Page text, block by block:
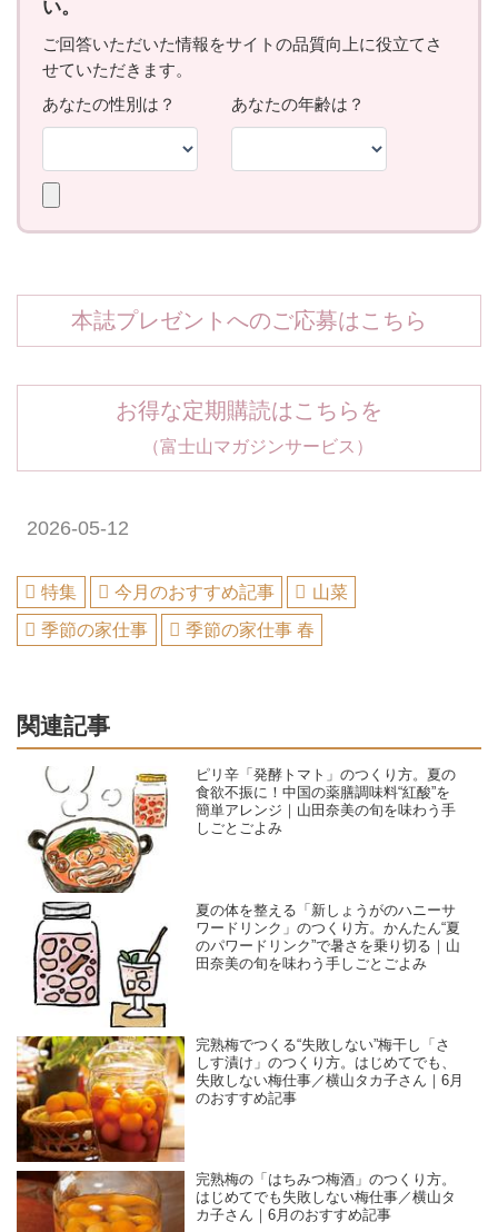
本誌プレゼントへのご応募はこちら
お得な定期購読はこちらを
（富士山マガジンサービス）
2026-05-12
特集 今月のおすすめ記事
山菜
季節の家仕事
季節の家仕事 春
関連記事
ピリ辛「発酵トマト」のつくり方。夏の
食欲不振に！中国の薬膳調味料“紅酸”を
簡単アレンジ｜山田奈美の旬を味わう手
しごとごよみ
夏の体を整える「新しょうがのハニーサ
ワードリンク」のつくり方。かんたん“夏
のパワードリンク”で暑さを乗り切る｜山
田奈美の旬を味わう手しごとごよみ
完熟梅でつくる“失敗しない”梅干し「さ
しす漬け」のつくり方。はじめてでも、
失敗しない梅仕事／横山タカ子さん｜6月
のおすすめ記事
完熟梅の「はちみつ梅酒」のつくり方。
はじめてでも失敗しない梅仕事／横山タ
カ子さん｜6月のおすすめ記事